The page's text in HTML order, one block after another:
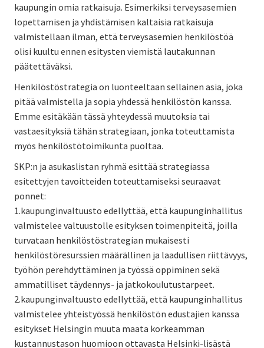
kaupungin omia ratkaisuja. Esimerkiksi terveysasemien
lopettamisen ja yhdistämisen kaltaisia ratkaisuja
valmistellaan ilman, että terveysasemien henkilöstöä
olisi kuultu ennen esitysten viemistä lautakunnan
päätettäväksi.
Henkilöstöstrategia on luonteeltaan sellainen asia, joka
pitää valmistella ja sopia yhdessä henkilöstön kanssa.
Emme esitäkään tässä yhteydessä muutoksia tai
vastaesityksiä tähän strategiaan, jonka toteuttamista
myös henkilöstötoimikunta puoltaa.
SKP:n ja asukaslistan ryhmä esittää strategiassa
esitettyjen tavoitteiden toteuttamiseksi seuraavat
ponnet:
1.kaupunginvaltuusto edellyttää, että kaupunginhallitus
valmistelee valtuustolle esityksen toimenpiteitä, joilla
turvataan henkilöstöstrategian mukaisesti
henkilöstöresurssien määrällinen ja laadullisen riittävyys,
työhön perehdyttäminen ja työssä oppiminen sekä
ammatilliset täydennys- ja jatkokoulutustarpeet.
2.kaupunginvaltuusto edellyttää, että kaupunginhallitus
valmistelee yhteistyössä henkilöstön edustajien kanssa
esitykset Helsingin muuta maata korkeamman
kustannustason huomioon ottavasta Helsinki-lisästä